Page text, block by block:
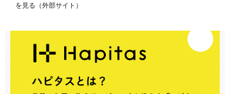
を見る（外部サイト）